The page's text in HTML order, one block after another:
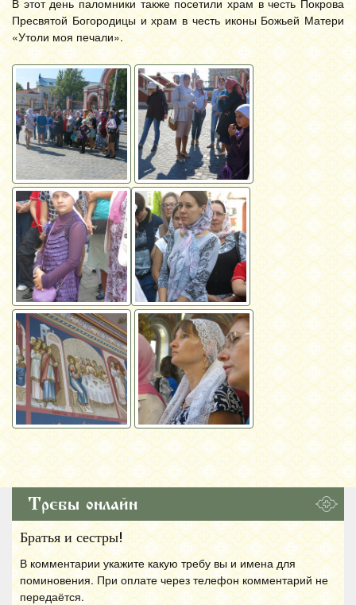
В этот день паломники также посетили храм в честь Покрова
Пресвятой Богородицы и храм в честь иконы Божьей Матери
«Утоли моя печали».
Требы онлайн
Братья и сестры!
В комментарии укажите какую требу вы и имена для
поминовения. При оплате через телефон комментарий не
передаётся.